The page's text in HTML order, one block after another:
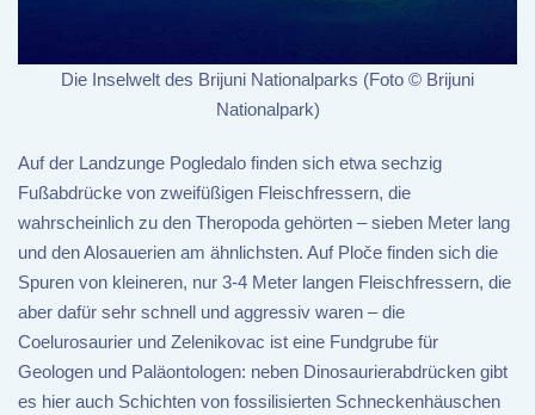
Die Inselwelt des Brijuni Nationalparks (Foto © Brijuni
Nationalpark)
Auf der Landzunge Pogledalo finden sich etwa sechzig
Fußabdrücke von zweifüßigen Fleischfressern, die
wahrscheinlich zu den Theropoda gehörten – sieben Meter lang
und den Alosauerien am ähnlichsten. Auf Ploče finden sich die
Spuren von kleineren, nur 3-4 Meter langen Fleischfressern, die
aber dafür sehr schnell und aggressiv waren – die
Coelurosaurier und Zelenikovac ist eine Fundgrube für
Geologen und Paläontologen: neben Dinosaurierabdrücken gibt
es hier auch Schichten von fossilisierten Schneckenhäuschen